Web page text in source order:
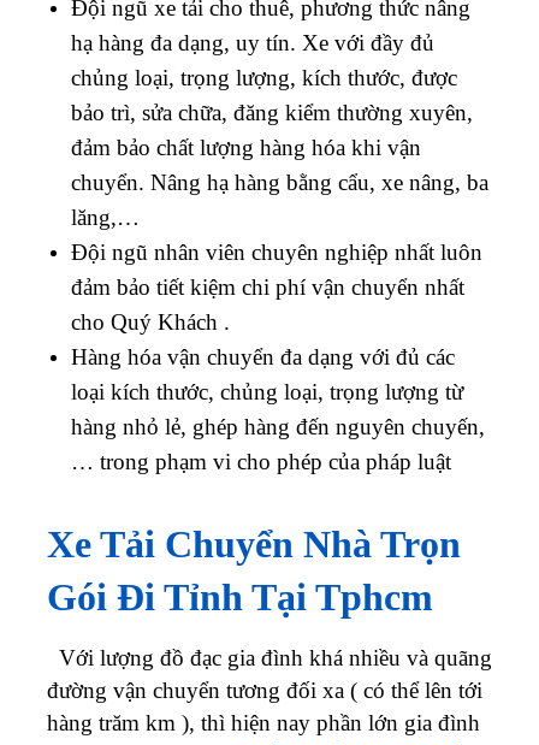
Đội ngũ xe tải cho thuê, phương thức nâng
hạ hàng đa dạng, uy tín. Xe với đầy đủ
chủng loại, trọng lượng, kích thước, được
bảo trì, sửa chữa, đăng kiểm thường xuyên,
đảm bảo chất lượng hàng hóa khi vận
chuyển. Nâng hạ hàng bằng cẩu, xe nâng, ba
lăng,…
Đội ngũ nhân viên chuyên nghiệp nhất luôn
đảm bảo tiết kiệm chi phí vận chuyển nhất
cho Quý Khách .
Hàng hóa vận chuyển đa dạng với đủ các
loại kích thước, chủng loại, trọng lượng từ
hàng nhỏ lẻ, ghép hàng đến nguyên chuyến,
… trong phạm vi cho phép của pháp luật
Xe Tải Chuyển Nhà Trọn
Gói Đi Tỉnh Tại Tphcm
Với lượng đồ đạc gia đình khá nhiều và quãng
đường vận chuyển tương đối xa ( có thể lên tới
hàng trăm km ), thì hiện nay phần lớn gia đình